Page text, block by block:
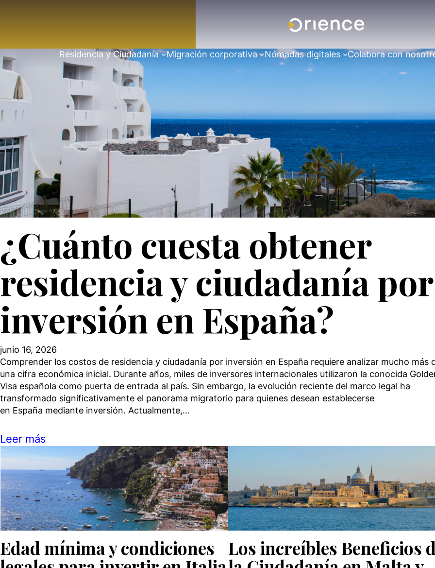
Residencia y Ciudadanía Migración corporativa Nómadas digitales Colabora con
¿Cuánto cuesta obtener
residencia y ciudadanía por
inversión en España?
junio 16, 2026
Comprender los costos de residencia y ciudadanía por inversión en España requiere analizar mucho más
una cifra económica inicial. Durante años, miles de inversores internacionales utilizaron la conocida
Visa española como puerta de entrada al país. Sin embargo, la evolución reciente del marco legal ha
transformado significativamente el panorama migratorio para quienes desean establecerse
en España mediante inversión. Actualmente,…
Leer más
Edad mínima y condiciones
Los increíbles Beneficios